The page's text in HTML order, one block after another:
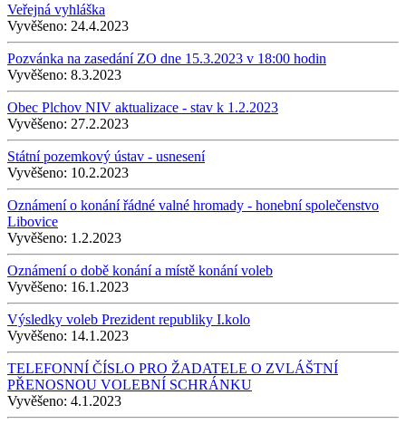
Veřejná vyhláška
Vyvěšeno: 24.4.2023
Pozvánka na zasedání ZO dne 15.3.2023 v 18:00 hodin
Vyvěšeno: 8.3.2023
Obec Plchov NIV aktualizace - stav k 1.2.2023
Vyvěšeno: 27.2.2023
Státní pozemkový ústav - usnesení
Vyvěšeno: 10.2.2023
Oznámení o konání řádné valné hromady - honební společenstvo
Libovice
Vyvěšeno: 1.2.2023
Oznámení o době konání a místě konání voleb
Vyvěšeno: 16.1.2023
Výsledky voleb Prezident republiky I.kolo
Vyvěšeno: 14.1.2023
TELEFONNÍ ČÍSLO PRO ŽADATELE O ZVLÁŠTNÍ
PŘENOSNOU VOLEBNÍ SCHRÁNKU
Vyvěšeno: 4.1.2023